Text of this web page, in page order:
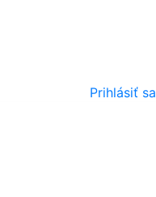
Prihlásiť sa